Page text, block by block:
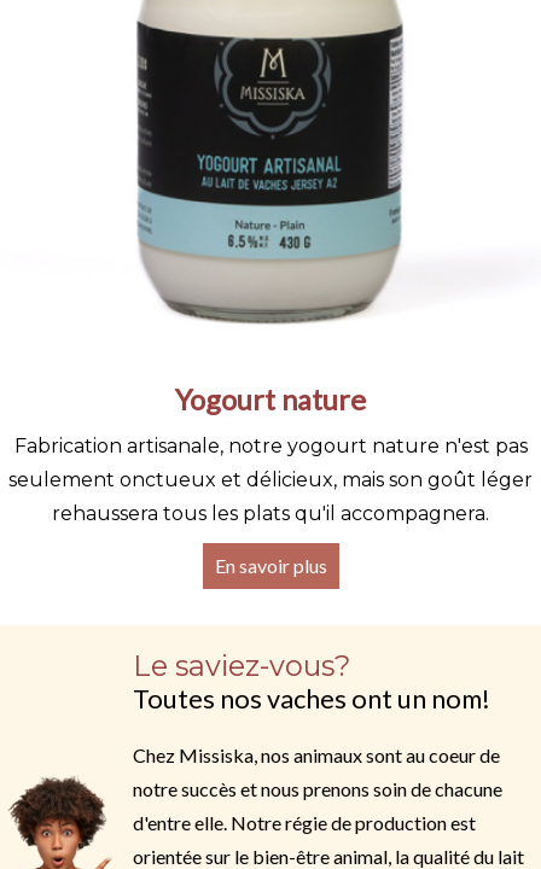
Yogourt nature
Fabrication artisanale, notre yogourt nature n'est pas
seulement onctueux et délicieux, mais son goût léger
rehaussera tous les plats qu'il accompagnera.
En savoir plus
Le saviez-vous?
Toutes nos vaches ont un nom!
Chez Missiska, nos animaux sont au coeur de
notre succès et nous prenons soin de chacune
d'entre elle. Notre régie de production est
orientée sur le bien-être animal, la qualité du lait